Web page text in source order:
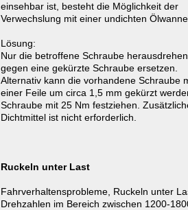
einsehbar ist, besteht die Möglichkeit der
Verwechslung mit einer undichten
Lösung:
Nur die betroffene Schraube
gegen eine gekürzte Schraube ersetzen.
Alternativ kann die vorhandene Schraube
einer Feile um circa 1,5 mm gekürzt
Schraube mit 25 Nm festziehen.
Dichtmittel ist nicht erforderlich.
Ruckeln unter Last
Fahrverhaltensprobleme, Ruckeln unter
Drehzahlen im Bereich zwischen 1200-